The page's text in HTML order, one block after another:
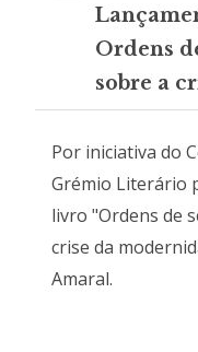
Ordens
sobre a
Por iniciativa do
Grémio Literário
livro "Ordens de
crise da
Amaral.